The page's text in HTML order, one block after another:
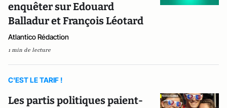
enquêter sur Edouard
Balladur et François Léotard
Atlantico Rédaction
1 min de lecture
C'EST LE TARIF !
Les partis politiques paient-